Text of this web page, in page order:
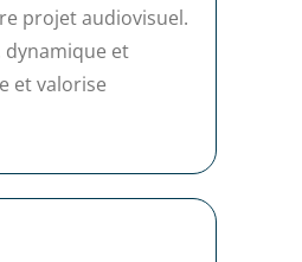
projet audiovisuel.
et
et valorise